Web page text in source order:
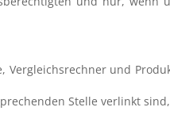
und
Stelle verlinkt